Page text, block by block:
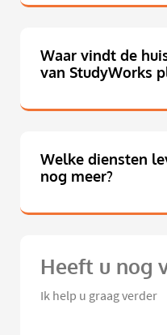
Waar vindt de
van StudyWorks
Welke diensten
nog meer?
Heeft u nog
Ik help u graag verder